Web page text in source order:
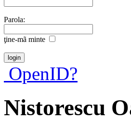
Parola:
ţine-mã minte
OpenID?
Nistorescu